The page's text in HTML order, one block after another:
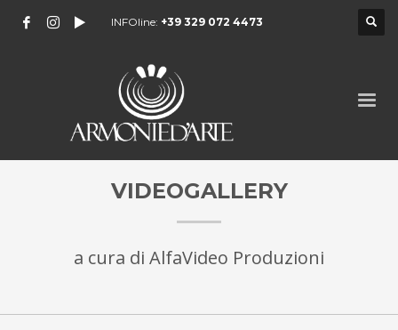
INFOline: +39 329 072 4473
VIDEOGALLERY
a cura di AlfaVideo Produzioni